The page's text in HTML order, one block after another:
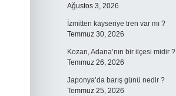
Ağustos 3, 2026
İzmitten kayseriye tren var mı ?
Temmuz 30, 2026
Kozan, Adana’nın bir ilçesi midir ?
Temmuz 26, 2026
Japonya’da barış günü nedir ?
Temmuz 25, 2026